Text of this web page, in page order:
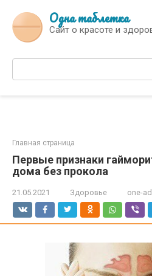
контенту
Одна таблетка
Сайт о красоте и
Поиск:
Главная страница
Первые признаки
дома без прокола
21.05.2021 Здоровье one-